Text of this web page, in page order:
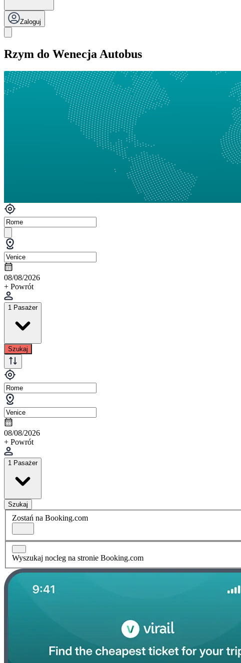
Zaloguj
Rzym do Wenecja Autobus
08/08/2026
+ Powrót
1 Pasażer
Szukaj
08/08/2026
+ Powrót
1 Pasażer
Szukaj
Zostań na Booking.com
Wyszukaj nocleg na stronie Booking.com